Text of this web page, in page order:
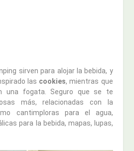
sirven para alojar la bebida, y
las cookies, mientras que
una fogata. Seguro que se te
más, relacionadas con la
cantimploras para el agua,
para la bebida, mapas, lupas,